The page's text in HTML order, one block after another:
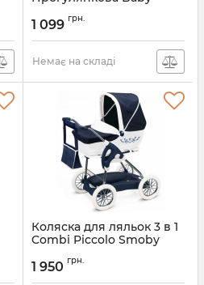
Прованс
1 099 грн.
Немає на складі
Коляска для ляльок 3 в 1
Combi Piccolo Smoby
1 950 грн.